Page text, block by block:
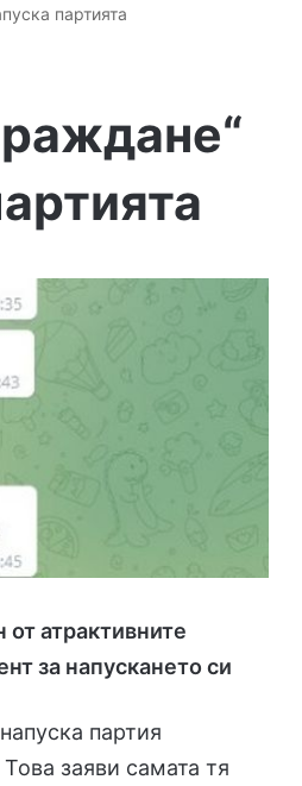
партията
атрактивните
за напускането си
партия
заяви самата тя